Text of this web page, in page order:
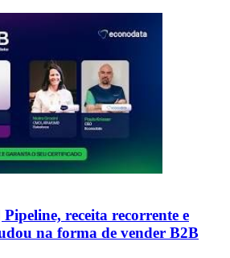
receita recorrente e
na forma de vender B2B